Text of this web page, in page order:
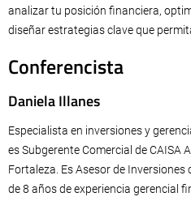
analizar tu posición financiera,
diseñar estrategias clave que
Conferencista
Daniela Illanes
Especialista en inversiones y
es Subgerente Comercial de CAISA
Fortaleza. Es Asesor de
de 8 años de experiencia gerencial